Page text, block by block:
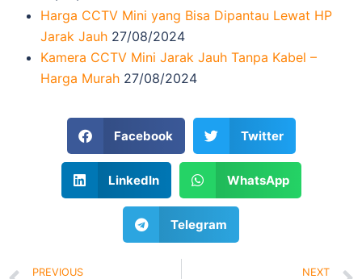
Harga CCTV Mini yang Bisa Dipantau Lewat HP
Jarak Jauh 27/08/2024
Kamera CCTV Mini Jarak Jauh Tanpa Kabel –
Harga Murah 27/08/2024
Facebook Twitter
LinkedIn WhatsApp
Telegram
PREVIOUS NEXT